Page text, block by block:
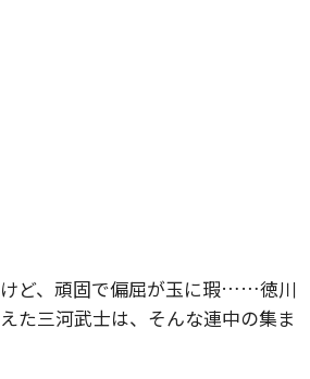
ど、頑固で偏屈が玉に瑕……徳川
た三河武士は、そんな連中の集ま